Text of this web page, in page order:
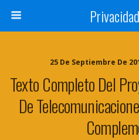
25 De Septiembre De
Texto Completo Del
De